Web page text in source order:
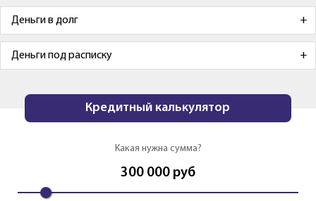
Деньги в долг
Деньги под расписку
Кредитный калькулятор
Какая нужна сумма?
300 000 руб